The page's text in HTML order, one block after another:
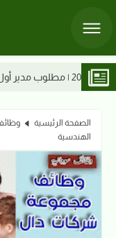
وظائف بنك الخرطوم 2026 | مطلوب مساعد/ة
الصفحة الرئيسية
الهندسية